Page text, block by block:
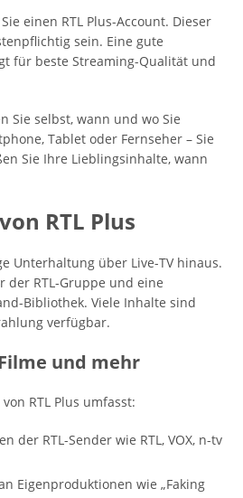
einen RTL Plus-Account. Dieser
sein. Eine gute
für beste Streaming-Qualität und
Sie selbst, wann und wo Sie
Tablet oder Fernseher – Sie
Sie Ihre Lieblingsinhalte, wann
RTL Plus
Unterhaltung über Live-TV hinaus.
der RTL-Gruppe und eine
Bibliothek. Viele Inhalte sind
verfügbar.
und mehr
RTL Plus umfasst:
der RTL-Sender wie RTL, VOX, n-tv
Eigenproduktionen wie „Faking